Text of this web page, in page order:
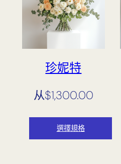
珍妮特
从$1,300.00
選擇規格